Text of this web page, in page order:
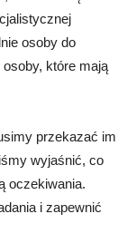
osoby do
które mają
przekazać im
wyjaśnić, co
oczekiwania.
i zapewnić